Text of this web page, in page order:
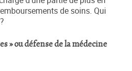
de soins. Qui
» ou défense de la médecine